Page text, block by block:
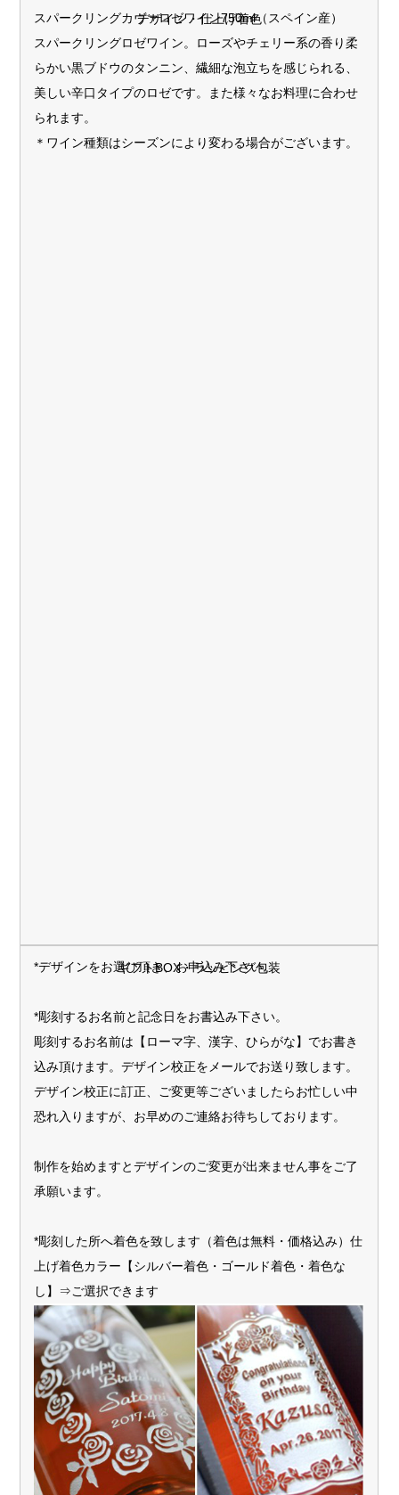
スパークリングカヴァロゼワイン750ml（スペイン産）
スパークリングロゼワイン。ローズやチェリー系の香り柔
らかい黒ブドウのタンニン、繊細な泡立ちを感じられる、
美しい辛口タイプのロゼです。また様々なお料理に合わせ
られます。
＊ワイン種類はシーズンにより変わる場合がございます。
デザイン・仕上げ着色
*デザインをお選び頂き、お申込み下さい。
*彫刻するお名前と記念日をお書込み下さい。
彫刻するお名前は【ローマ字、漢字、ひらがな】でお書き
込み頂けます。デザイン校正をメールでお送り致します。
デザイン校正に訂正、ご変更等ございましたらお忙しい中
恐れ入りますが、お早めのご連絡お待ちしております。
制作を始めますとデザインのご変更が出来ません事をご了
承願います。
*彫刻した所へ着色を致します（着色は無料・価格込み）仕
上げ着色カラー【シルバー着色・ゴールド着色・着色な
し】⇒ご選択できます
ギフトBOX・ラッピング包装